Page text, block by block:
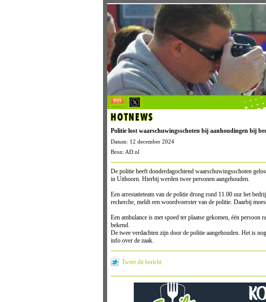
HOTNEWS
Politie lost waarschuwingsschoten bij aanhoudingen bij
Datum: 12 december 2024
Bron: AD.nl
De politie heeft donderdagochtend waarschuwingsschoten
in Uithoorn. Hierbij werden twee personen aangehouden.
Een arrestatieteam van de politie drong rond 11.00 uur het
recherche, meldt een woordvoerster van de politie. Daarbij
Een ambulance is met spoed ter plaatse gekomen, één
bekend.
De twee verdachten zijn door de politie aangehouden. Het is
info over de zaak.
Tweet dit bericht